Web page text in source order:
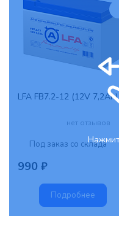
LFA FB7.2-12 (12V 7,2Ah)
нет отзывов
Под заказ со склада
990 ₽
Подробнее